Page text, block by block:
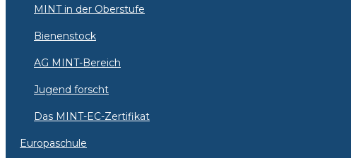
MINT in der Oberstufe
Bienenstock
AG MINT-Bereich
Jugend forscht
Das MINT-EC-Zertifikat
Europaschule